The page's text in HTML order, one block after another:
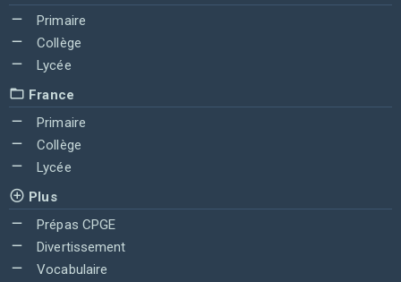
Primaire
Collège
Lycée
France
Primaire
Collège
Lycée
Plus
Prépas CPGE
Divertissement
Vocabulaire